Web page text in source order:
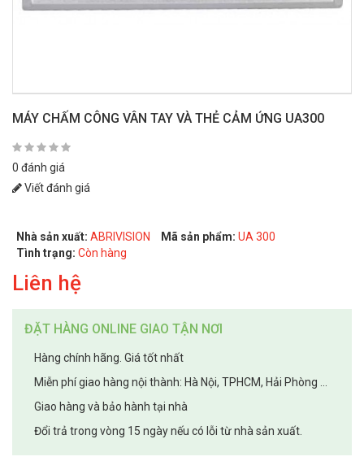
MÁY CHẤM CÔNG VÂN TAY VÀ THẺ CẢM ỨNG UA300
0 đánh giá
Viết đánh giá
Nhà sản xuất: ABRIVISION Mã sản phẩm: UA 300
Tình trạng: Còn hàng
Liên hệ
ĐẶT HÀNG ONLINE GIAO TẬN NƠI
Hàng chính hãng. Giá tốt nhất
Miễn phí giao hàng nội thành: Hà Nội, TPHCM, Hải Phòng ...
Giao hàng và bảo hành tại nhà
Đổi trả trong vòng 15 ngày nếu có lỗi từ nhà sản xuất.